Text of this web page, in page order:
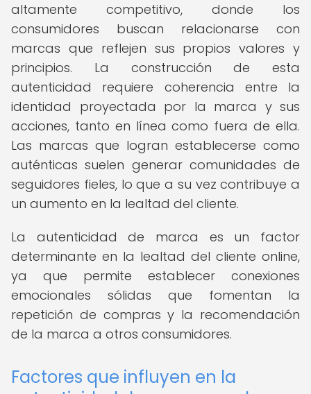
altamente competitivo, donde los
consumidores buscan relacionarse con
marcas que reflejen sus propios valores y
principios. La construcción de esta
autenticidad requiere coherencia entre la
identidad proyectada por la marca y sus
acciones, tanto en línea como fuera de ella.
Las marcas que logran establecerse como
auténticas suelen generar comunidades de
seguidores fieles, lo que a su vez contribuye a
un aumento en la lealtad del cliente.
La autenticidad de marca es un factor
determinante en la lealtad del cliente online,
ya que permite establecer conexiones
emocionales sólidas que fomentan la
repetición de compras y la recomendación
de la marca a otros consumidores.
Factores que influyen en la